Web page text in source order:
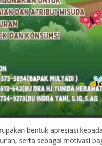
bentuk apresiasi
serta sebagai motivasi